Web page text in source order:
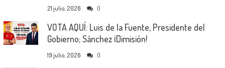
21 julio, 2026 0
VOTA AQUÍ: Luis de la Fuente, Presidente del
Gobierno; Sánchez ¡Dimisión!
19 julio, 2026 0